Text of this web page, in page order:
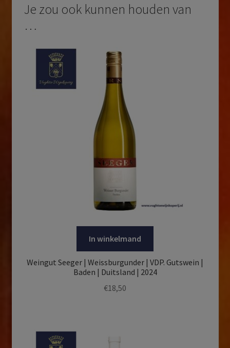
Je zou ook kunnen houden van
…
In winkelmand
Weingut Seeger | Weissburgunder | VDP. Gutswein |
Baden | Duitsland | 2024
€18,50